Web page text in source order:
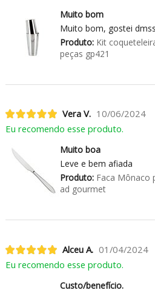
Muito bom
Muito bom, gostei dmss
Produto:Kit
peças gp421
Vera V. 10/06/2024
Eu recomendo esse produto.
Muito boa
Leve e bem afiada
Produto:Faca Mônaco
ad gourmet
Alceu A. 01/04/2024
Eu recomendo esse produto.
Custo/benefício.